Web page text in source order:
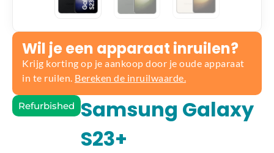
Wil je een apparaat inruilen?
Krijg korting op je aankoop door je oude apparaat
in te ruilen. Bereken de inruilwaarde.
Refurbished
Samsung Galaxy
S23+